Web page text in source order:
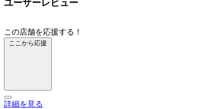
ユーザーレビュー
この店舗を応援する！
ここから応援
詳細を見る